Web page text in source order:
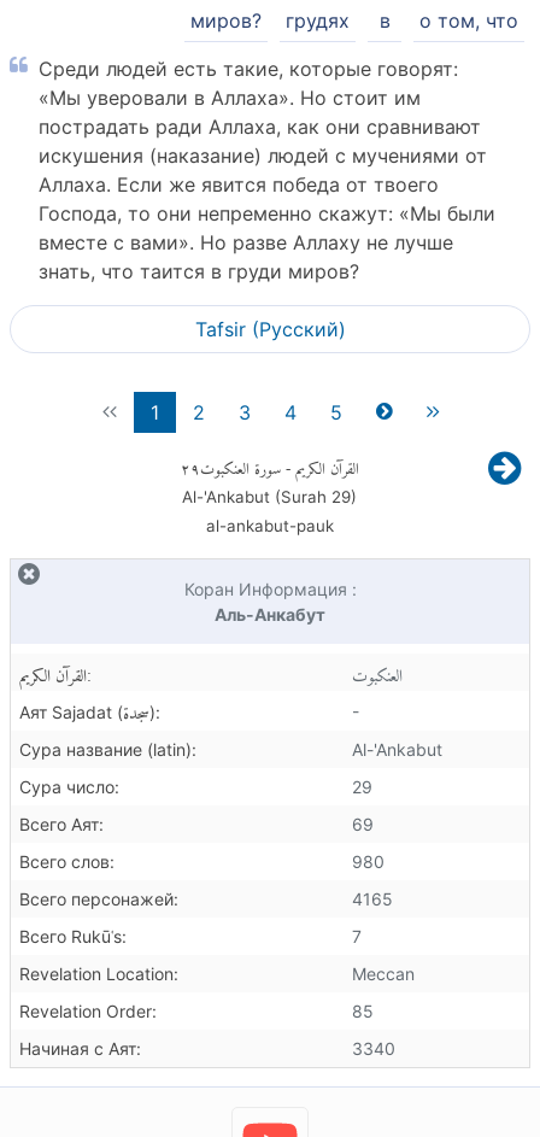
о том, что
в
грудях
миров?
Среди людей есть такие, которые говорят:
«Мы уверовали в Аллаха». Но стоит им
пострадать ради Аллаха, как они сравнивают
искушения (наказание) людей с мучениями от
Аллаха. Если же явится победа от твоего
Господа, то они непременно скажут: «Мы были
вместе с вами». Но разве Аллаху не лучше
знать, что таится в груди миров?
Tafsir (Pусский)
1 2 3 4 5
القرآن الكريم- سورة العنكبوت٢٩
Al-'Ankabut (Surah 29)
al-ankabut-pauk
Коран Информация :
Аль-Анкабут
القرآن الكريم: العنكبوت
Аят Sajadat (سجدة):
-
Сура название (latin):
Al-'Ankabut
Сура число:
29
Всего Аят:
69
Всего слов:
980
Всего персонажей:
4165
Всего Rukūʿs:
7
Revelation Location:
Meccan
Revelation Order:
85
Начиная с Аят:
3340